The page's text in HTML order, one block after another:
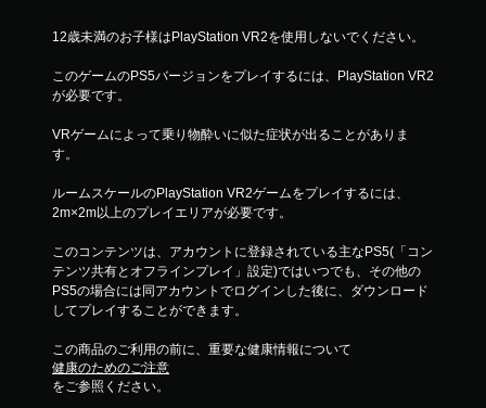
12歳未満のお子様はPlayStation VR2を使用しないでください。
このゲームのPS5バージョンをプレイするには、PlayStation VR2
が必要です。
VRゲームによって乗り物酔いに似た症状が出ることがありま
す。
ルームスケールのPlayStation VR2ゲームをプレイするには、
2m×2m以上のプレイエリアが必要です。
このコンテンツは、アカウントに登録されている主なPS5(「コン
テンツ共有とオフラインプレイ」設定)ではいつでも、その他の
PS5の場合には同アカウントでログインした後に、ダウンロード
してプレイすることができます。
この商品のご利用の前に、重要な健康情報について
健康のためのご注意
をご参照ください。